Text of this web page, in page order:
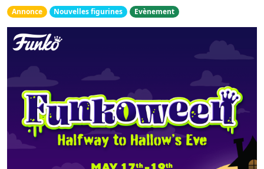
Annonce Nouvelles figurines Evènement